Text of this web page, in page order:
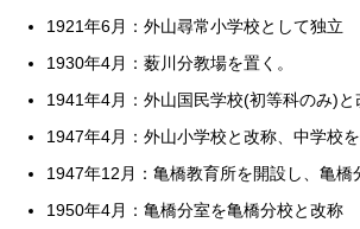
1921年6月：外山尋常小学校として独立
1930年4月：薮川分教場を置く。
1941年4月：外山国民学校(初等科のみ)と
1947年4月：外山小学校と改称、中学校
1947年12月：亀橋教育所を開設し、亀橋
1950年4月：亀橋分室を亀橋分校と改称